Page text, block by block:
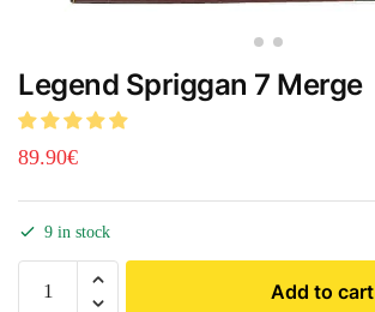
Legend Spriggan 7 Merge
89.90€
9 in stock
Add to cart